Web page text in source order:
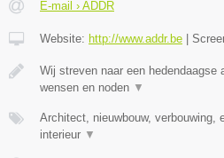
E-mail › ADDR
Website: http://www.addr.be
Wij streven naar een hedendaagse
wensen en noden ▼
Architect, nieuwbouw, verbouwing,
interieur ▼